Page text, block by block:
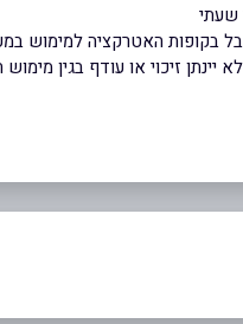
שעתי
בקופות האטרקציה למימוש
זיכוי או עודף בגין